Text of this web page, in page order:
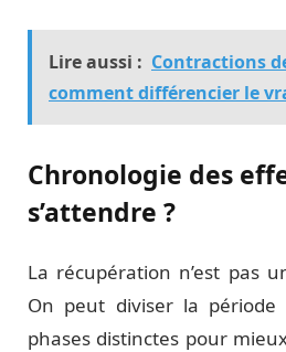
Lire aussi : Contractions
comment différencier le
Chronologie des
s’attendre ?
La récupération n’est pas
On peut diviser la
phases distinctes pour